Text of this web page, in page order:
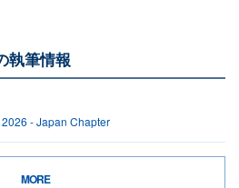
執筆情報
- Japan Chapter
MORE